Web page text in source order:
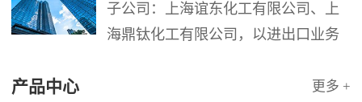
子公司：上海谊东化工有限公司、上
海鼎钛化工有限公司，以进出口业务
品。公司以其灵活的市场对策和创造
产品中心 更多 +